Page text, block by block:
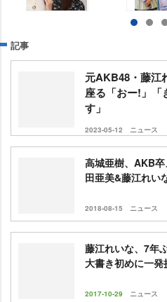
記事
元AKB48・藤江
座る「おー!」「
す」
2023-05-12 ニュース
高城亜樹、AKB
田亜美&藤江れい
2018-08-15 ニュース
藤江れいな、7年
大書き初めに一発
2017-10-29 ニュース